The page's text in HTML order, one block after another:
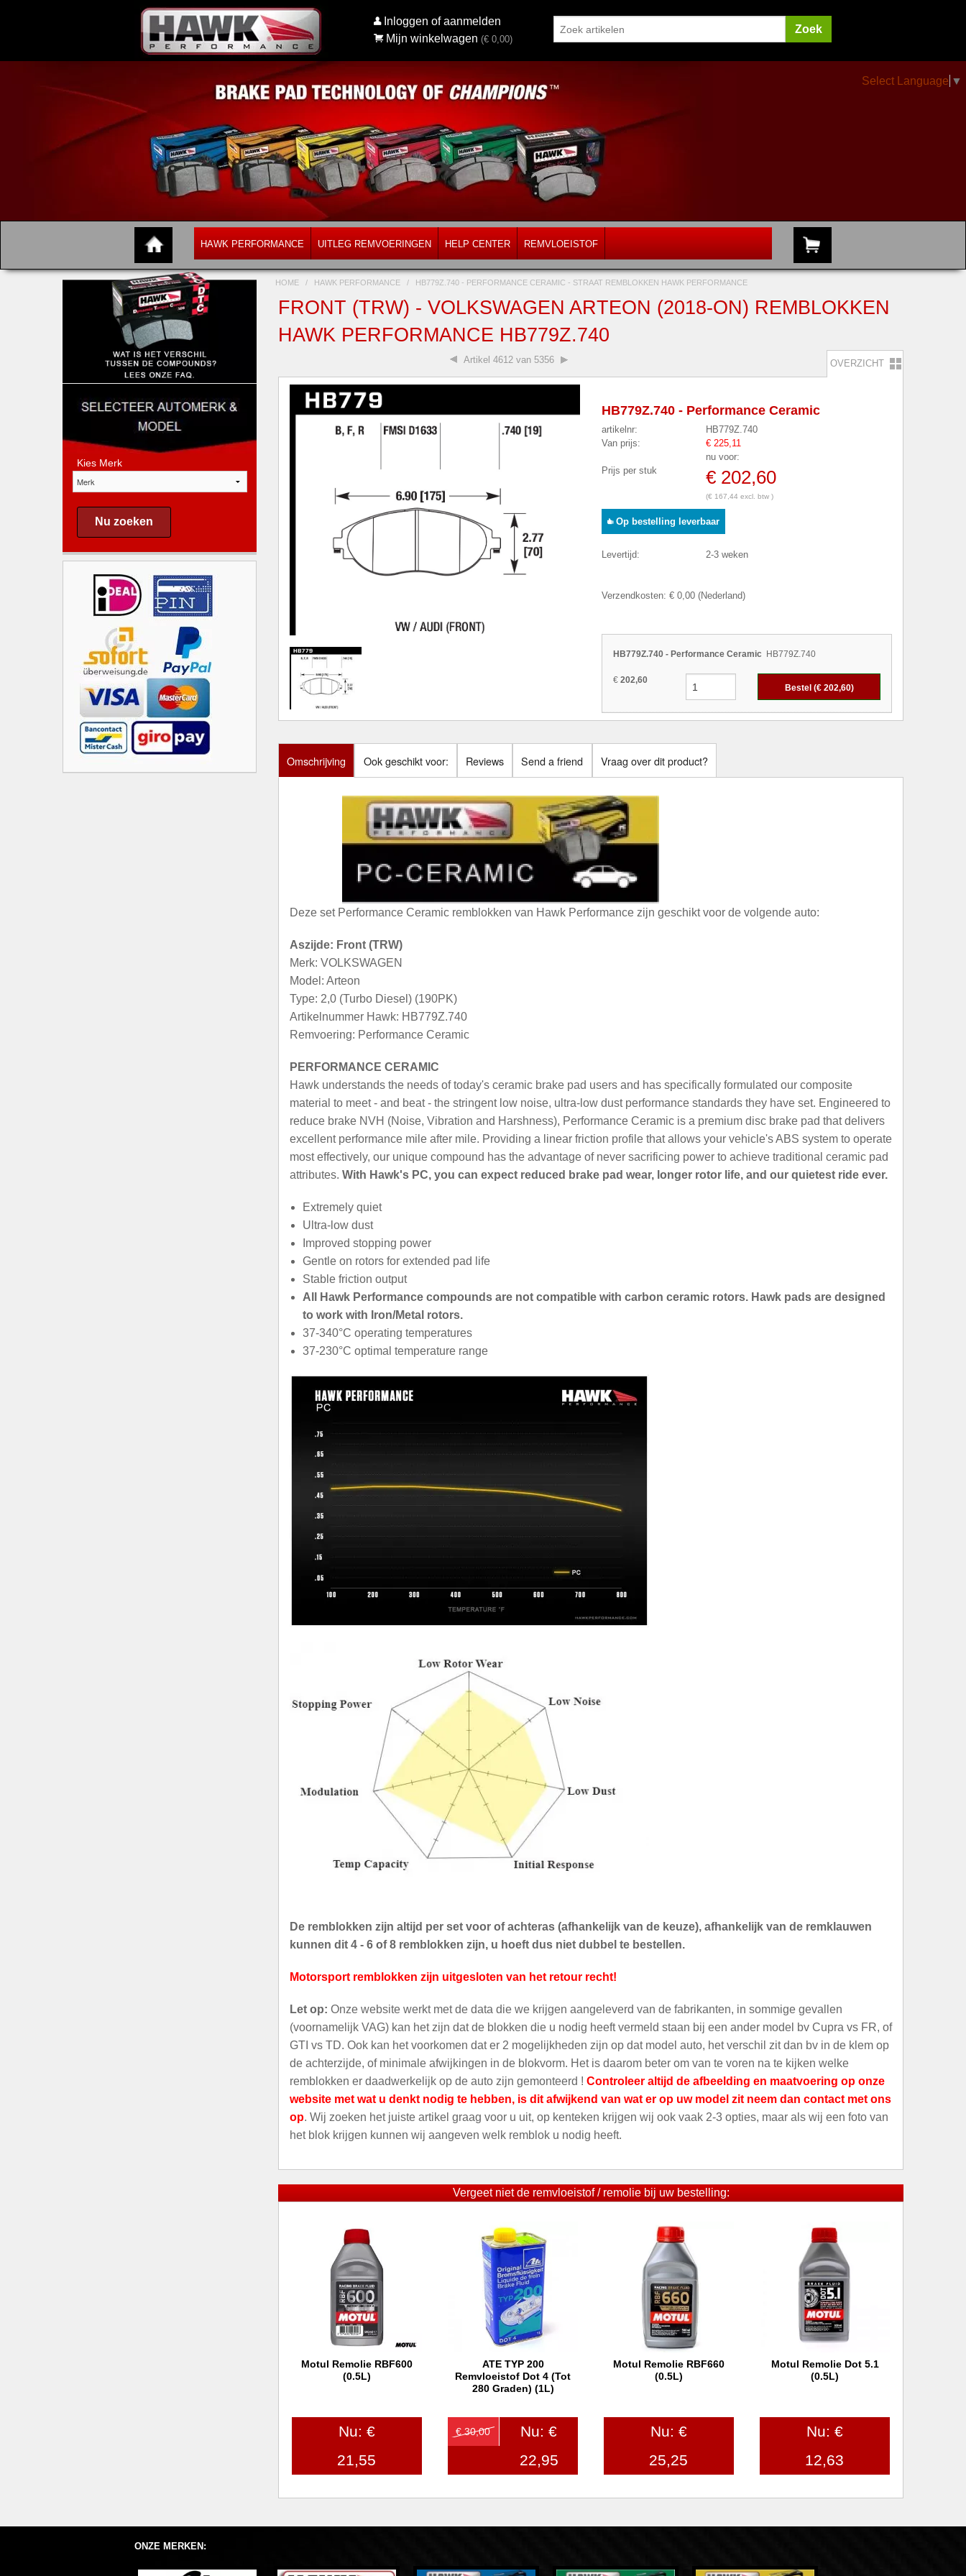
Inloggen of aanmelden
Mijn winkelwagen (€0,00)
Select Language ▼
HAWK PERFORMANCE UITLEG REMVOERINGEN HELP CENTER REMVLOEISTOF
Kies Merk
Nu zoeken
HOME / HAWK PERFORMANCE / HB779Z.740 - PERFORMANCE CERAMIC - STRAAT REMBLOKKEN HAWK PERFORMANCE
FRONT (TRW) - VOLKSWAGEN ARTEON (2018-ON) REMBLOKKEN
HAWK PERFORMANCE HB779Z.740
Artikel 4612 van 5356 OVERZICHT
HB779Z.740 - Performance Ceramic
artikelnr:
HB779Z.740
Van prijs:
€ 225,11
nu voor:
Prijs per stuk
€ 202,60
(€ 167,44 excl. btw )
Op bestelling leverbaar
Levertijd: 2-3 weken
Verzendkosten: € 0,00 (Nederland)
HB779Z.740 - Performance Ceramic HB779Z.740
€ 202,60
Bestel (€ 202,60)
Omschrijving Ook geschikt voor: Reviews Send a friend Vraag over dit product?
Deze set Performance Ceramic remblokken van Hawk Performance zijn geschikt voor de volgende auto:
Aszijde: Front (TRW)
Merk: VOLKSWAGEN
Model: Arteon
Type: 2,0 (Turbo Diesel) (190PK)
Artikelnummer Hawk: HB779Z.740
Remvoering: Performance Ceramic
PERFORMANCE CERAMIC
Hawk understands the needs of today's ceramic brake pad users and has specifically formulated our composite
material to meet - and beat - the stringent low noise, ultra-low dust performance standards they have set. Engineered to
reduce brake NVH (Noise, Vibration and Harshness), Performance Ceramic is a premium disc brake pad that delivers
excellent performance mile after mile. Providing a linear friction profile that allows your vehicle's ABS system to operate
most effectively, our unique compound has the advantage of never sacrificing power to achieve traditional ceramic pad
attributes. With Hawk's PC, you can expect reduced brake pad wear, longer rotor life, and our quietest ride ever.
Extremely quiet
Ultra-low dust
Improved stopping power
Gentle on rotors for extended pad life
Stable friction output
All Hawk Performance compounds are not compatible with carbon ceramic rotors. Hawk pads are designed
to work with Iron/Metal rotors.
37-340°C operating temperatures
37-230°C optimal temperature range
De remblokken zijn altijd per set voor of achteras (afhankelijk van de keuze), afhankelijk van de remklauwen
kunnen dit 4 - 6 of 8 remblokken zijn, u hoeft dus niet dubbel te bestellen.
Motorsport remblokken zijn uitgesloten van het retour recht!
Let op: Onze website werkt met de data die we krijgen aangeleverd van de fabrikanten, in sommige gevallen
(voornamelijk VAG) kan het zijn dat de blokken die u nodig heeft vermeld staan bij een ander model bv Cupra vs FR, of
GTI vs TD. Ook kan het voorkomen dat er 2 mogelijkheden zijn op dat model auto, het verschil zit dan bv in de klem op
de achterzijde, of minimale afwijkingen in de blokvorm. Het is daarom beter om van te voren na te kijken welke
remblokken er daadwerkelijk op de auto zijn gemonteerd ! Controleer altijd de afbeelding en maatvoering op onze
website met wat u denkt nodig te hebben, is dit afwijkend van wat er op uw model zit neem dan contact met ons
op. Wij zoeken het juiste artikel graag voor u uit, op kenteken krijgen wij ook vaak 2-3 opties, maar als wij een foto van
het blok krijgen kunnen wij aangeven welk remblok u nodig heeft.
Vergeet niet de remvloeistof / remolie bij uw bestelling:
In winkelwagen
Motul Remolie RBF600
(0.5L)
Nu: €
21,55
In winkelwagen
ATE TYP 200
Remvloeistof Dot 4 (tot
280 Graden) (1L)
€ 30,00
Nu: €
22,95
In winkelwagen
Motul Remolie RBF660
(0.5L)
Nu: €
25,25
In winkelwagen
Motul Remolie Dot 5.1
(0.5L)
Nu: €
12,63
ONZE MERKEN: